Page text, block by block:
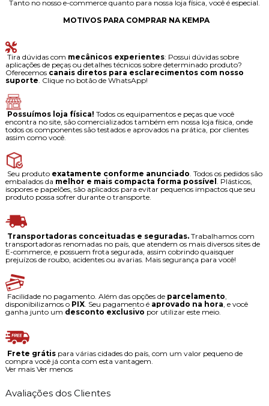
Tanto no nosso e-commerce quanto para nossa loja física, você é especial.
MOTIVOS PARA COMPRAR NA KEMPA
Tira dúvidas com mecânicos experientes: Possui dúvidas sobre
aplicações de peças ou detalhes técnicos sobre determinado produto?
Oferecemos canais diretos para esclarecimentos com nosso
suporte. Clique no botão de WhatsApp!
Possuímos loja física! Todos os equipamentos e peças que você
encontra no site, são comercializados também em nossa loja física, onde
todos os componentes são testados e aprovados na prática, por clientes
assim como você.
Seu produto exatamente conforme anunciado. Todos os pedidos são
embalados da melhor e mais compacta forma possível . Plásticos,
isopores e papelões, são aplicados para evitar pequenos impactos que seu
produto possa sofrer durante o transporte.
Transportadoras conceituadas e seguradas.Trabalhamos com
transportadoras renomadas no país, que atendem os mais diversos sites de
E-commerce, e possuem frota segurada, assim cobrindo quaisquer
prejuízos de roubo, acidentes ou avarias. Mais segurança para você!
Facilidade no pagamento. Além das opções de parcelamento,
disponibilizamos o PIX. Seu pagamento é aprovado na hora, e você
ganha junto um desconto exclusivo por utilizar este meio.
Frete grátispara várias cidades do país, com um valor pequeno de
compra você já conta com esta vantagem.
Ver mais Ver menos
Avaliações dos Clientes